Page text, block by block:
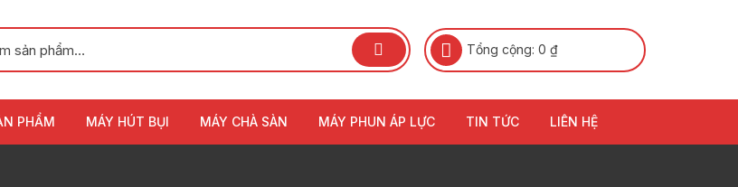
Tổng cộng: 0 ₫
PHẨM MÁY HÚT BỤI MÁY CHÀ SÀN MÁY PHUN ÁP LỰC TIN TỨC LIÊN HỆ